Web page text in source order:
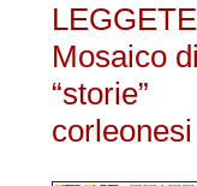
LEGGETE
Mosaico di
“storie”
corleonesi